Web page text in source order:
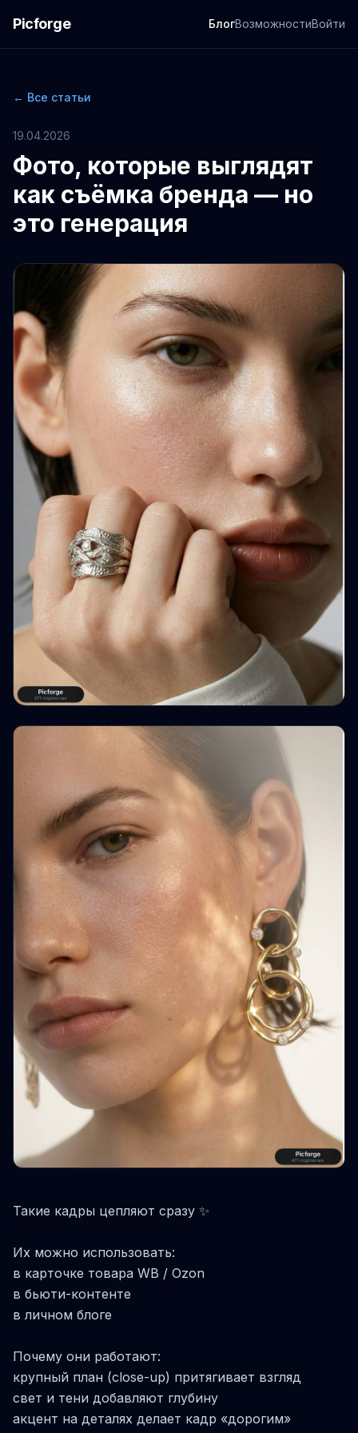
Picforge БлогВозможностиВойти
← Все статьи
19.04.2026
Фото, которые выглядят
как съёмка бренда — но
это генерация
Такие кадры цепляют сразу ✨
Их можно использовать:
в карточке товара WB / Ozon
в бьюти-контенте
в личном блоге
Почему они работают:
крупный план (close-up) притягивает взгляд
свет и тени добавляют глубину
акцент на деталях делает кадр «дорогим»